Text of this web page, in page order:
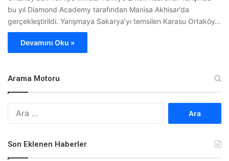
bu yıl Diamond Academy tarafından Manisa Akhisar’da
gerçekleştirildi. Yarışmaya Sakarya’yı temsilen Karasu Ortaköy…
Devamını Oku »
Arama Motoru
Son Eklenen Haberler